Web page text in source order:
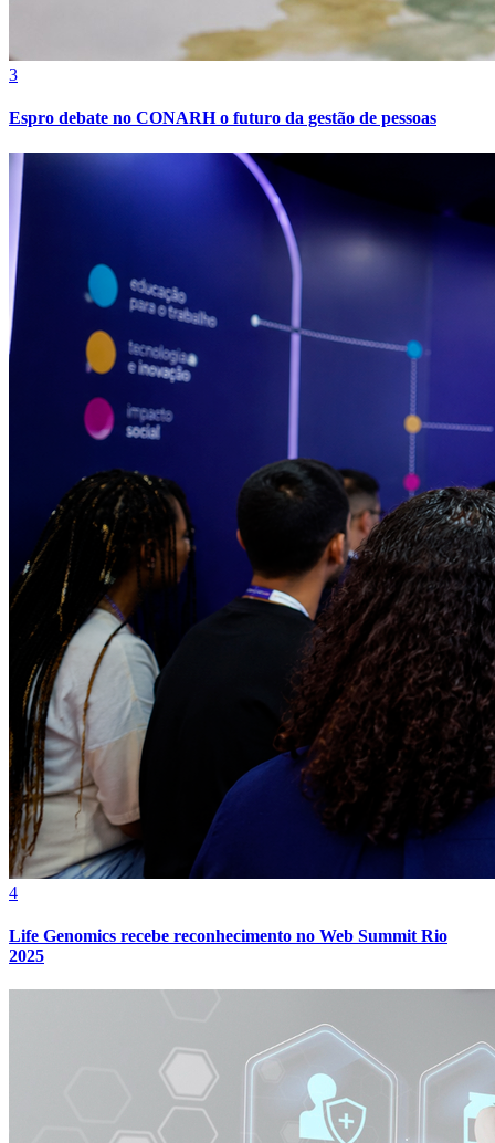
Fortaleza
3
Espro debate no CONARH o futuro da gestão de pessoas
4
Life Genomics recebe reconhecimento no Web Summit Rio
2025